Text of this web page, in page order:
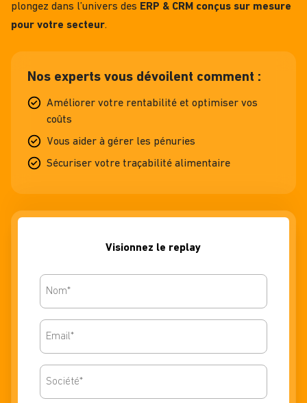
plongez dans l’univers des ERP & CRM conçus sur mesure
pour votre secteur.
Nos experts vous dévoilent comment :
Améliorer votre rentabilité et optimiser vos
coûts
Vous aider à gérer les pénuries
Sécuriser votre traçabilité alimentaire
Visionnez le replay
Nomcontact
Email
Nomsociete